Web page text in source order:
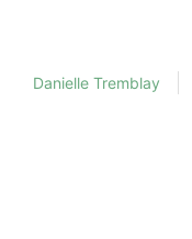
Danielle Tremblay